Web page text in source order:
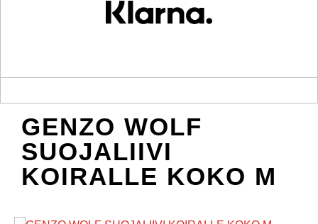
GENZO WOLF
SUOJALIIVI
KOIRALLE KOKO M